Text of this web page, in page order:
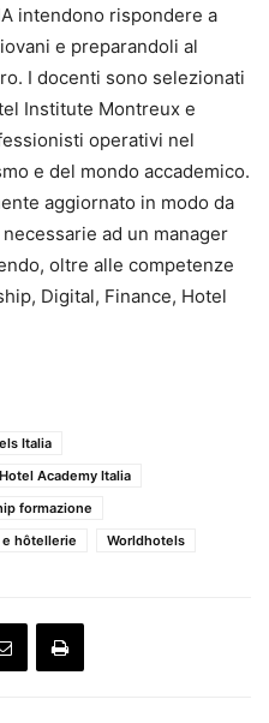
intendono rispondere a
e preparandoli al
I docenti sono selezionati
Institute Montreux e
operativi nel
e del mondo accademico.
aggiornato in modo da
ad un manager
oltre alle competenze
Digital, Finance, Hotel
Italia
Hotel Academy Italia
formazione
hôtellerie Worldhotels